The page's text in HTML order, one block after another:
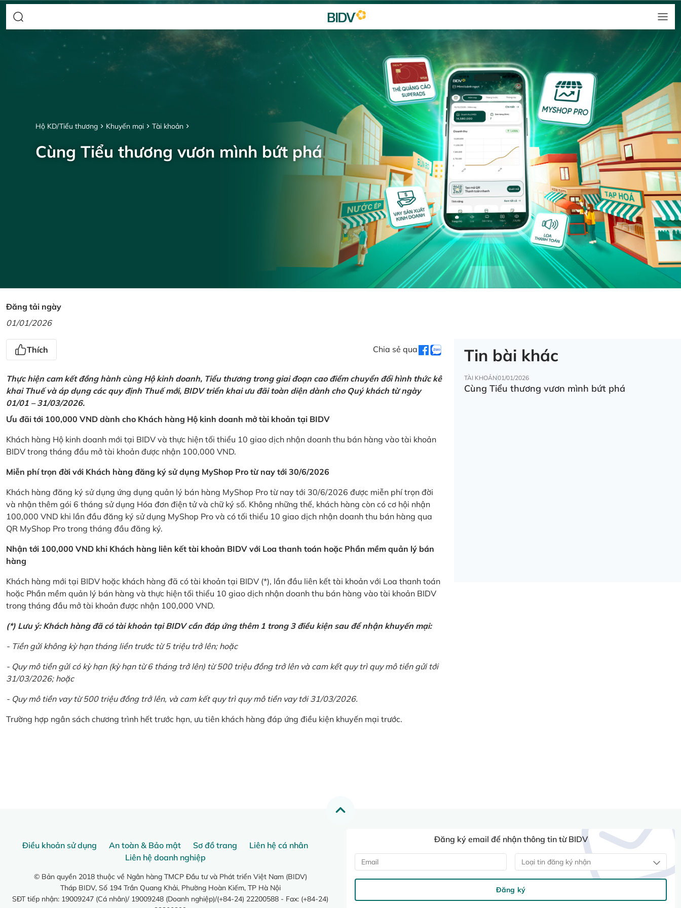
Hộ KD/Tiểu thương Khuyến mại Tài khoản
Cùng Tiểu thương vươn mình bứt phá
Đăng tải ngày
01/01/2026
Thích Chia sẻ qua
Thực hiện cam kết đồng hành cùng Hộ kinh doanh, Tiểu thương trong giai đoạn cao điểm chuyển đổi hình thức kê
khai Thuế và áp dụng các quy định Thuế mới, BIDV triển khai ưu đãi toàn diện dành cho Quý khách từ ngày
01/01 – 31/03/2026.
Ưu đãi tới 100,000 VND dành cho Khách hàng Hộ kinh doanh mở tài khoản tại BIDV
Khách hàng Hộ kinh doanh mới tại BIDV và thực hiện tối thiểu 10 giao dịch nhận doanh thu bán hàng vào tài khoản
BIDV trong tháng đầu mở tài khoản được nhận 100,000 VND.
Miễn phí trọn đời với Khách hàng đăng ký sử dụng MyShop Pro từ nay tới 30/6/2026
Khách hàng đăng ký sử dụng ứng dụng quản lý bán hàng MyShop Pro từ nay tới 30/6/2026 được miễn phí trọn đời
và nhận thêm gói 6 tháng sử dụng Hóa đơn điện tử và chữ ký số. Không những thế, khách hàng còn có cơ hội nhận
100,000 VND khi lần đầu đăng ký sử dụng MyShop Pro và có tối thiểu 10 giao dịch nhận doanh thu bán hàng qua
QR MyShop Pro trong tháng đầu đăng ký.
Nhận tới 100,000 VND khi Khách hàng liên kết tài khoản BIDV với Loa thanh toán hoặc Phần mềm quản lý bán
hàng
Khách hàng mới tại BIDV hoặc khách hàng đã có tài khoản tại BIDV (*), lần đầu liên kết tài khoản với Loa thanh toán
hoặc Phần mềm quản lý bán hàng và thực hiện tối thiểu 10 giao dịch nhận doanh thu bán hàng vào tài khoản BIDV
trong tháng đầu mở tài khoản được nhận 100,000 VND.
(*) Lưu ý: Khách hàng đã có tài khoản tại BIDV cần đáp ứng thêm 1 trong 3 điều kiện sau để nhận khuyến mại:
- Tiền gửi không kỳ hạn tháng liền trước từ 5 triệu trở lên; hoặc
- Quy mô tiền gửi có kỳ hạn (kỳ hạn từ 6 tháng trở lên) từ 500 triệu đồng trở lên và cam kết quy trì quy mô tiền gửi tới
31/03/2026; hoặc
- Quy mô tiền vay từ 500 triệu đồng trở lên, và cam kết quy trì quy mô tiền vay tới 31/03/2026.
Trường hợp ngân sách chương trình hết trước hạn, ưu tiên khách hàng đáp ứng điều kiện khuyến mại trước.
Tin bài khác
TÀI KHOẢN01/01/2026
Cùng Tiểu thương vươn mình bứt phá
Điều khoản sử dụng An toàn & Bảo mật Sơ đồ trang
Liên hệ cá nhân
Liên hệ doanh nghiệp
© Bản quyền 2018 thuộc về Ngân hàng TMCP Đầu tư và Phát triển Việt Nam (BIDV)
Tháp BIDV, Số 194 Trần Quang Khải, Phường Hoàn Kiếm, TP Hà Nội
SĐT tiếp nhận: 19009247 (Cá nhân)/ 19009248 (Doanh nghiệp)/(+84-24) 22200588 - Fax: (+84-24)
Đăng ký email để nhận thông tin từ BIDV
Loại tin đăng ký nhận
Đăng ký